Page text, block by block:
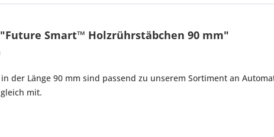
Smart™ Holzrührstäbchen 90 mm"
der Länge 90 mm sind passend zu unserem Sortiment an
mit.